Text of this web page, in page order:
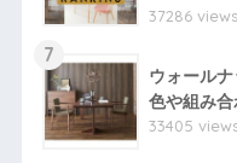
37286 views
7
ウォール
色や組み
33405